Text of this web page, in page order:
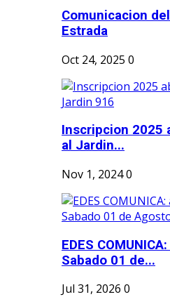
Comunicacion
Estrada
Oct 24, 2025 0
Inscripcion 2025
al Jardin...
Nov 1, 20240
EDES
Sabado 01 de...
Jul 31, 2026 0